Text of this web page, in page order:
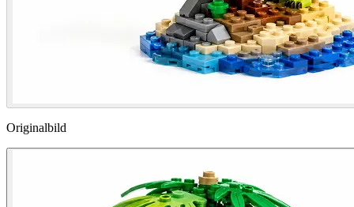
Originalbild